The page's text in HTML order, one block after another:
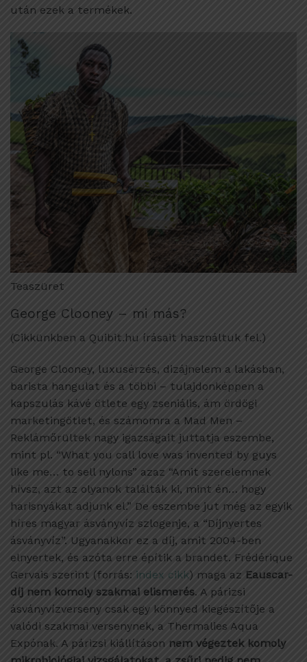
után ezek a termékek.
Teaszüret
George Clooney – mi más?
(Cikkünkben a Quibit.hu írásait használtuk fel.)
George Clooney, luxusérzés, dizájnelem a lakásban,
barista hangulat és a többi – tulajdonképpen a
kapszulás kávé ötlete egy zseniális, ám ördögi
marketingötlet, és számomra a Mad Men –
Reklámőrültek nagy igazságait juttatja eszembe,
mint pl. “What you call love was invented by guys
like me… to sell nylons” azaz “Amit szerelemnek
hívsz, azt az olyanok találták ki, mint én… hogy
harisnyákat adjunk el.” De eszembe jut még az egyik
híres magyar ásványvíz szlogenje, a “Díjnyertes
ásványvíz”. Ugyanakkor ez a díj, amit 2004-ben
elnyertek, és azóta erre építik a brandet. Frédérique
Gervais szerint (forrás: index cikk) maga az Eauscar-
díj nem komoly szakmai elismerés. A párizsi
ásványvízverseny csak egy könnyed kiegészítője a
valódi szakmai versenynek, a Thermalies Aqua
Expónak. A párizsi kiállításon nem végeztek komoly